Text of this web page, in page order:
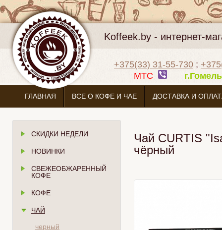
Koffeek.by - интернет-
+375(33) 31-55-730 ;
МТС
ГЛАВНАЯ ВСЕ О КОФЕ И ЧАЕ ДОСТАВКА И
СКИДКИ НЕДЕЛИ
НОВИНКИ
СВЕЖЕОБЖАРЕННЫЙ
КОФЕ
КОФЕ
ЧАЙ
черный
Чай CURTIS
чёрный